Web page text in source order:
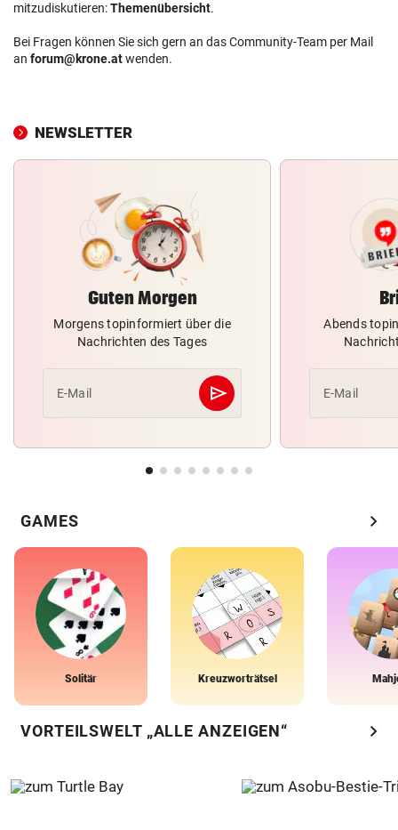
mitzudiskutieren:Themenübersicht.
Bei Fragen können Sie sich gern an das Community-Team per Mail
an forum@krone.atwenden.
NEWSLETTER
Guten Morgen
Morgens topinformiert über die
Nachrichten des Tages
E-Mail send
Abschicken
Abends
E-Mail
GAMES chevron_right
Solitär Kreuzworträtsel
VORTEILSWELT „ALLE ANZEIGEN“ chevron_right